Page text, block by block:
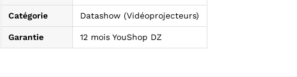
Catégorie Datashow (Vidéoprojecteurs)
Garantie 12 mois YouShop DZ